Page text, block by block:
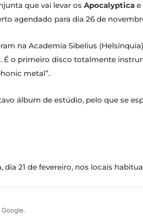
que vai levar os Apocalyptica e
agendado para dia 26 de
na Academia Sibelius
É o primeiro disco totalmente
metal”.
álbum de estúdio, pelo que se
21 de fevereiro, nos locais